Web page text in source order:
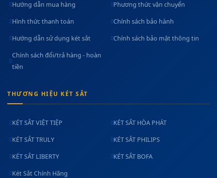
Hướng dẫn mua hàng Phương thức vận chuyển
Hình thức thanh toán Chính sách bảo hành
Hướng dẫn sử dụng két sắt Chính sách bảo mật thông tin
Chính sách đổi/trả hàng - hoàn
tiền
THƯƠNG HIỆU KÉT SẮT
KÉT SẮT VIỆT TIỆP KÉT SẮT HÒA PHÁT
KÉT SẮT TRULY KÉT SẮT PHILIPS
KÉT SẮT LIBERTY KÉT SẮT BOFA
Két Sắt Chính Hãng